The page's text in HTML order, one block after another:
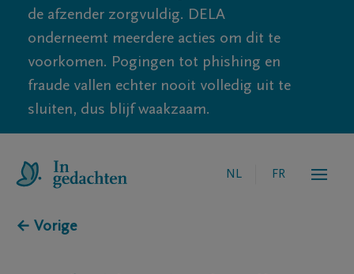
de afzender zorgvuldig. DELA
onderneemt meerdere acties om dit te
voorkomen. Pogingen tot phishing en
fraude vallen echter nooit volledig uit te
sluiten, dus blijf waakzaam.
NL FR
← Vorige